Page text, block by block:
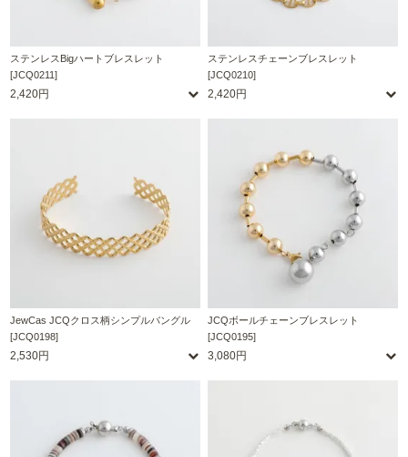
ステンレスBigハートブレスレット
[JCQ0211]
2,420円
ステンレスチェーンブレスレット
[JCQ0210]
2,420円
JewCas JCQクロス柄シンプルバングル
[JCQ0198]
2,530円
JCQボールチェーンブレスレット
[JCQ0195]
3,080円